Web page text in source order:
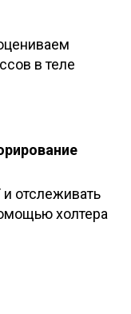
в теле
отслеживать
холтера